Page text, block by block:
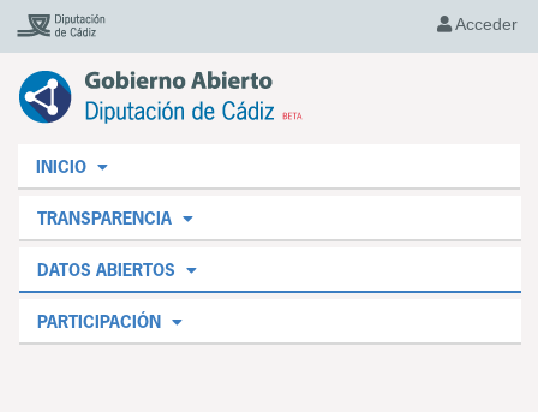
Acceder
INICIO
TRANSPARENCIA
DATOS ABIERTOS
PARTICIPACIÓN